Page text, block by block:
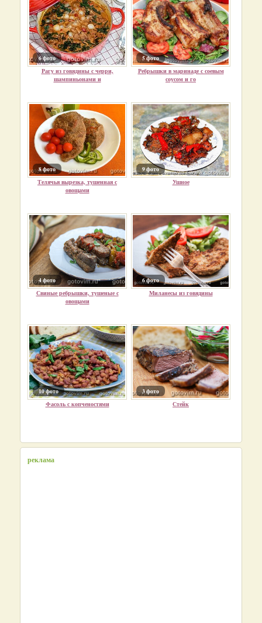
6 фото
Рагу из говядины с черри,
шампиньонами и
5 фото
Ребрышки в маринаде с соевым
соусом и го
8 фото
Телячья вырезка, тушенная с
овощами
9 фото
Ушное
4 фото
Свиные ребрышки, тушеные с
овощами
6 фото
Миланесы из говядины
10 фото
Фасоль с копченостями
3 фото
Стейк
реклама